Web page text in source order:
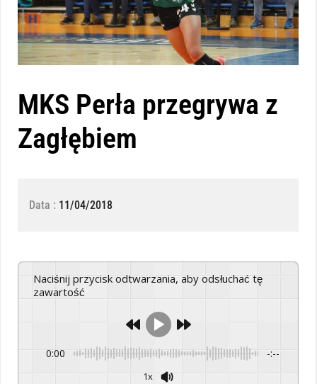
MKS Perła przegrywa z
Zagłębiem
Data : 11/04/2018
Naciśnij przycisk odtwarzania, aby odsłuchać tę
zawartość
0:00 -:--
1x